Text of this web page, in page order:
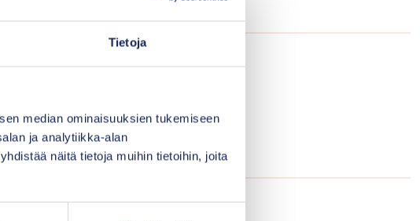
Tietoja
median ominaisuuksien tukemiseen
ja analytiikka-alan
näitä tietoja muihin tietoihin, joita
tarjoamalla
ja esimerkkejä,